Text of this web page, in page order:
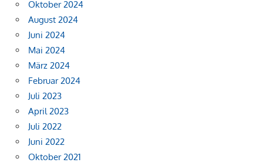
Oktober 2024
August 2024
Juni 2024
Mai 2024
März 2024
Februar 2024
Juli 2023
April 2023
Juli 2022
Juni 2022
Oktober 2021